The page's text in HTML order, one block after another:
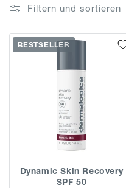
Filtern und sortieren
BESTSELLER
Dynamic Skin Recovery
SPF 50